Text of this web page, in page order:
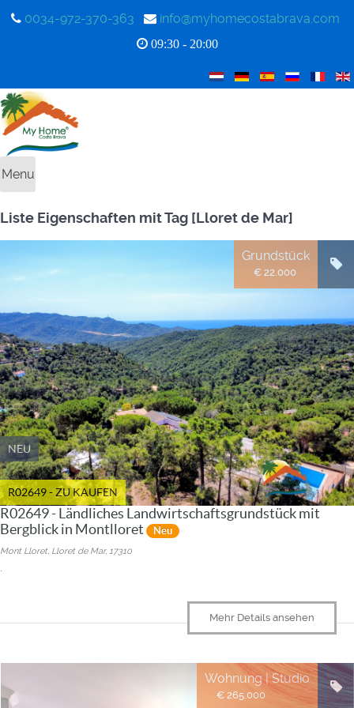
0034-972-370-363 info@myhomecostabrava.com
09:30 - 20:00
Menu
Liste Eigenschaften mit Tag [Lloret de Mar]
NEU
R02649 - ZU KAUFEN
Grundstück
€ 22.000
R02649 - Ländliches Landwirtschaftsgrundstück mit
Bergblick in Montlloret
Neu
Mont Lloret, Lloret de Mar, 17310
Mehr Details ansehen
Wohnung | Studio
€ 265.000